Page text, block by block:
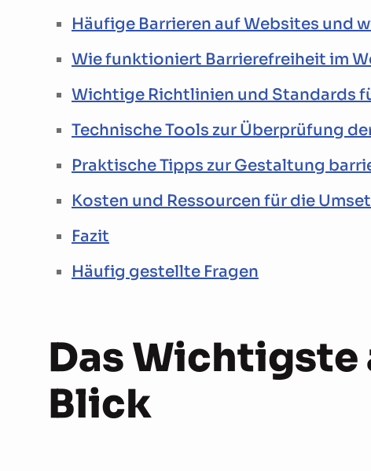
Häufige Barrieren auf Websites und
Wie funktioniert Barrierefreiheit im
Wichtige Richtlinien und Standards
Technische Tools zur Überprüfung
Praktische Tipps zur Gestaltung
Kosten und Ressourcen für die
Fazit
Häufig gestellte Fragen
Das Wichtigste
Blick